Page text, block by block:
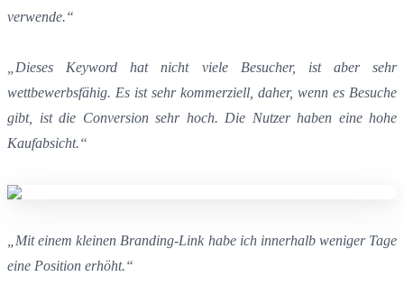
verwende.“
„Dieses Keyword hat nicht viele Besucher, ist aber sehr
wettbewerbsfähig. Es ist sehr kommerziell, daher, wenn es Besuche
gibt, ist die Conversion sehr hoch. Die Nutzer haben eine hohe
Kaufabsicht.“
„Mit einem kleinen Branding-Link habe ich innerhalb weniger Tage
eine Position erhöht.“